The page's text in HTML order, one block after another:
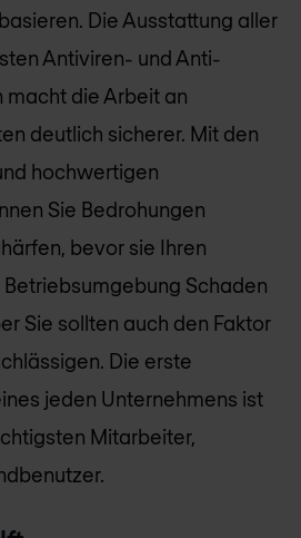
Die Ausstattung aller
Antiviren- und Anti-
die Arbeit an
deutlich sicherer. Mit den
hochwertigen
Sie Bedrohungen
bevor sie Ihren
Schaden
Sie sollten auch den Faktor
Die erste
jeden Unternehmens ist
Mitarbeiter,